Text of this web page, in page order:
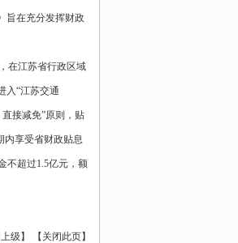
旨在充分发挥财政
在江苏省行政区域
入“江苏交通
接减免”原则，贴
内享受省财政贴息
不超过1.5亿元，额
级 】 【 关闭此页】